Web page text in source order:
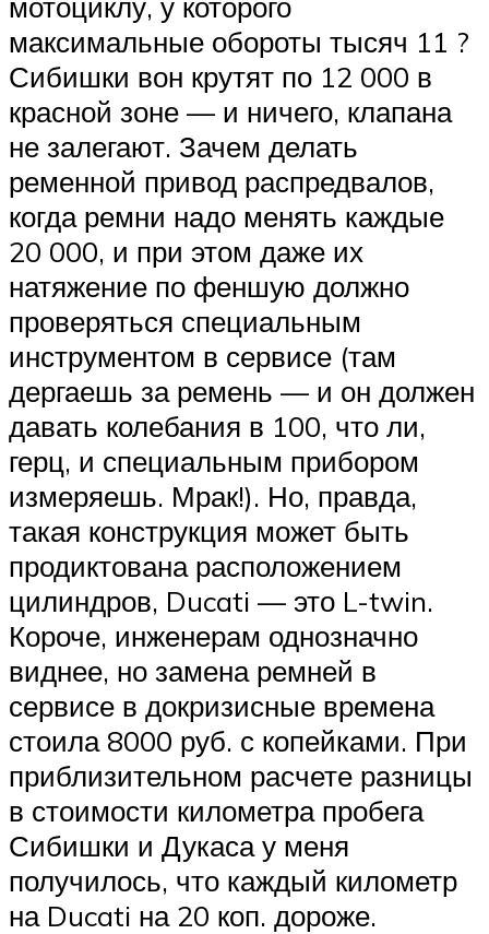
максимальные обороты тысяч 11 ?
Сибишки вон крутят по 12 000 в
красной зоне — и ничего, клапана
не залегают. Зачем делать
ременной привод распредвалов,
когда ремни надо менять каждые
20 000, и при этом даже их
натяжение по феншую должно
проверяться специальным
инструментом в сервисе (там
дергаешь за ремень — и он должен
давать колебания в 100, что ли,
герц, и специальным прибором
измеряешь. Мрак!). Но, правда,
такая конструкция может быть
продиктована расположением
цилиндров, Ducati — это L-twin.
Короче, инженерам однозначно
виднее, но замена ремней в
сервисе в докризисные времена
стоила 8000 руб. с копейками. При
приблизительном расчете разницы
в стоимости километра пробега
Сибишки и Дукаса у меня
получилось, что каждый километр
на Ducati на 20 коп. дороже.